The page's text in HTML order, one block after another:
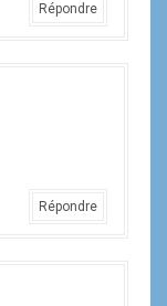
Répondre
Répondre